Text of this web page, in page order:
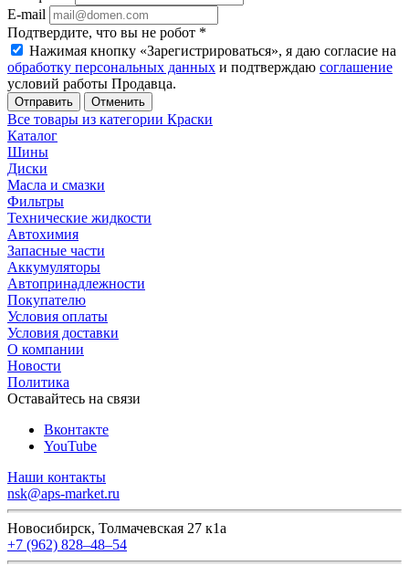
E-mail
Подтвердите, что вы не робот *
Нажимая кнопку «Зарегистрироваться», я даю согласие на
обработку персональных данных и подтверждаю соглашение
условий работы Продавца.
Отменить
Все товары из категории Краски
Каталог
Шины
Диски
Масла и смазки
Фильтры
Технические жидкости
Автохимия
Запасные части
Аккумуляторы
Автопринадлежности
Покупателю
Условия оплаты
Условия доставки
О компании
Новости
Политика
Оставайтесь на связи
Вконтакте
YouTube
Наши контакты
nsk@aps-market.ru
Новосибирск, Толмачевская 27 к1а
+7 (962) 828‒48‒54